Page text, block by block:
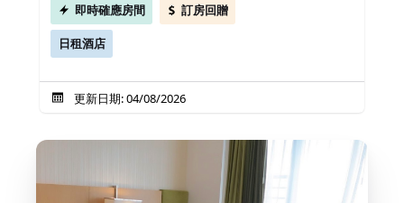
即時確應房間 訂房回贈
日租酒店
更新日期: 04/08/2026